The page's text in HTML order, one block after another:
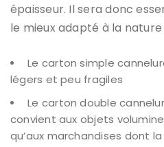
épaisseur. Il sera donc
le mieux adapté à la
Le carton simple
légers et peu fragiles
Le carton double
convient aux objets
qu’aux marchandises dont